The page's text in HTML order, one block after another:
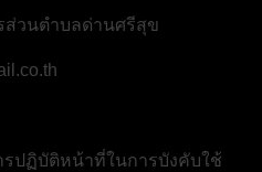
ส่วนตำบลด่านศรีสุข
รปฏิบัติหน้าที่ในการบังคับใช้